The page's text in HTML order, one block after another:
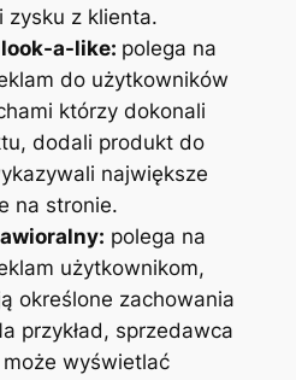
zysku z klienta.
a-like: polega na
do użytkowników
którzy dokonali
dodali produkt do
największe
na stronie.
polega na
użytkownikom,
określone zachowania
przykład, sprzedawca
wyświetlać